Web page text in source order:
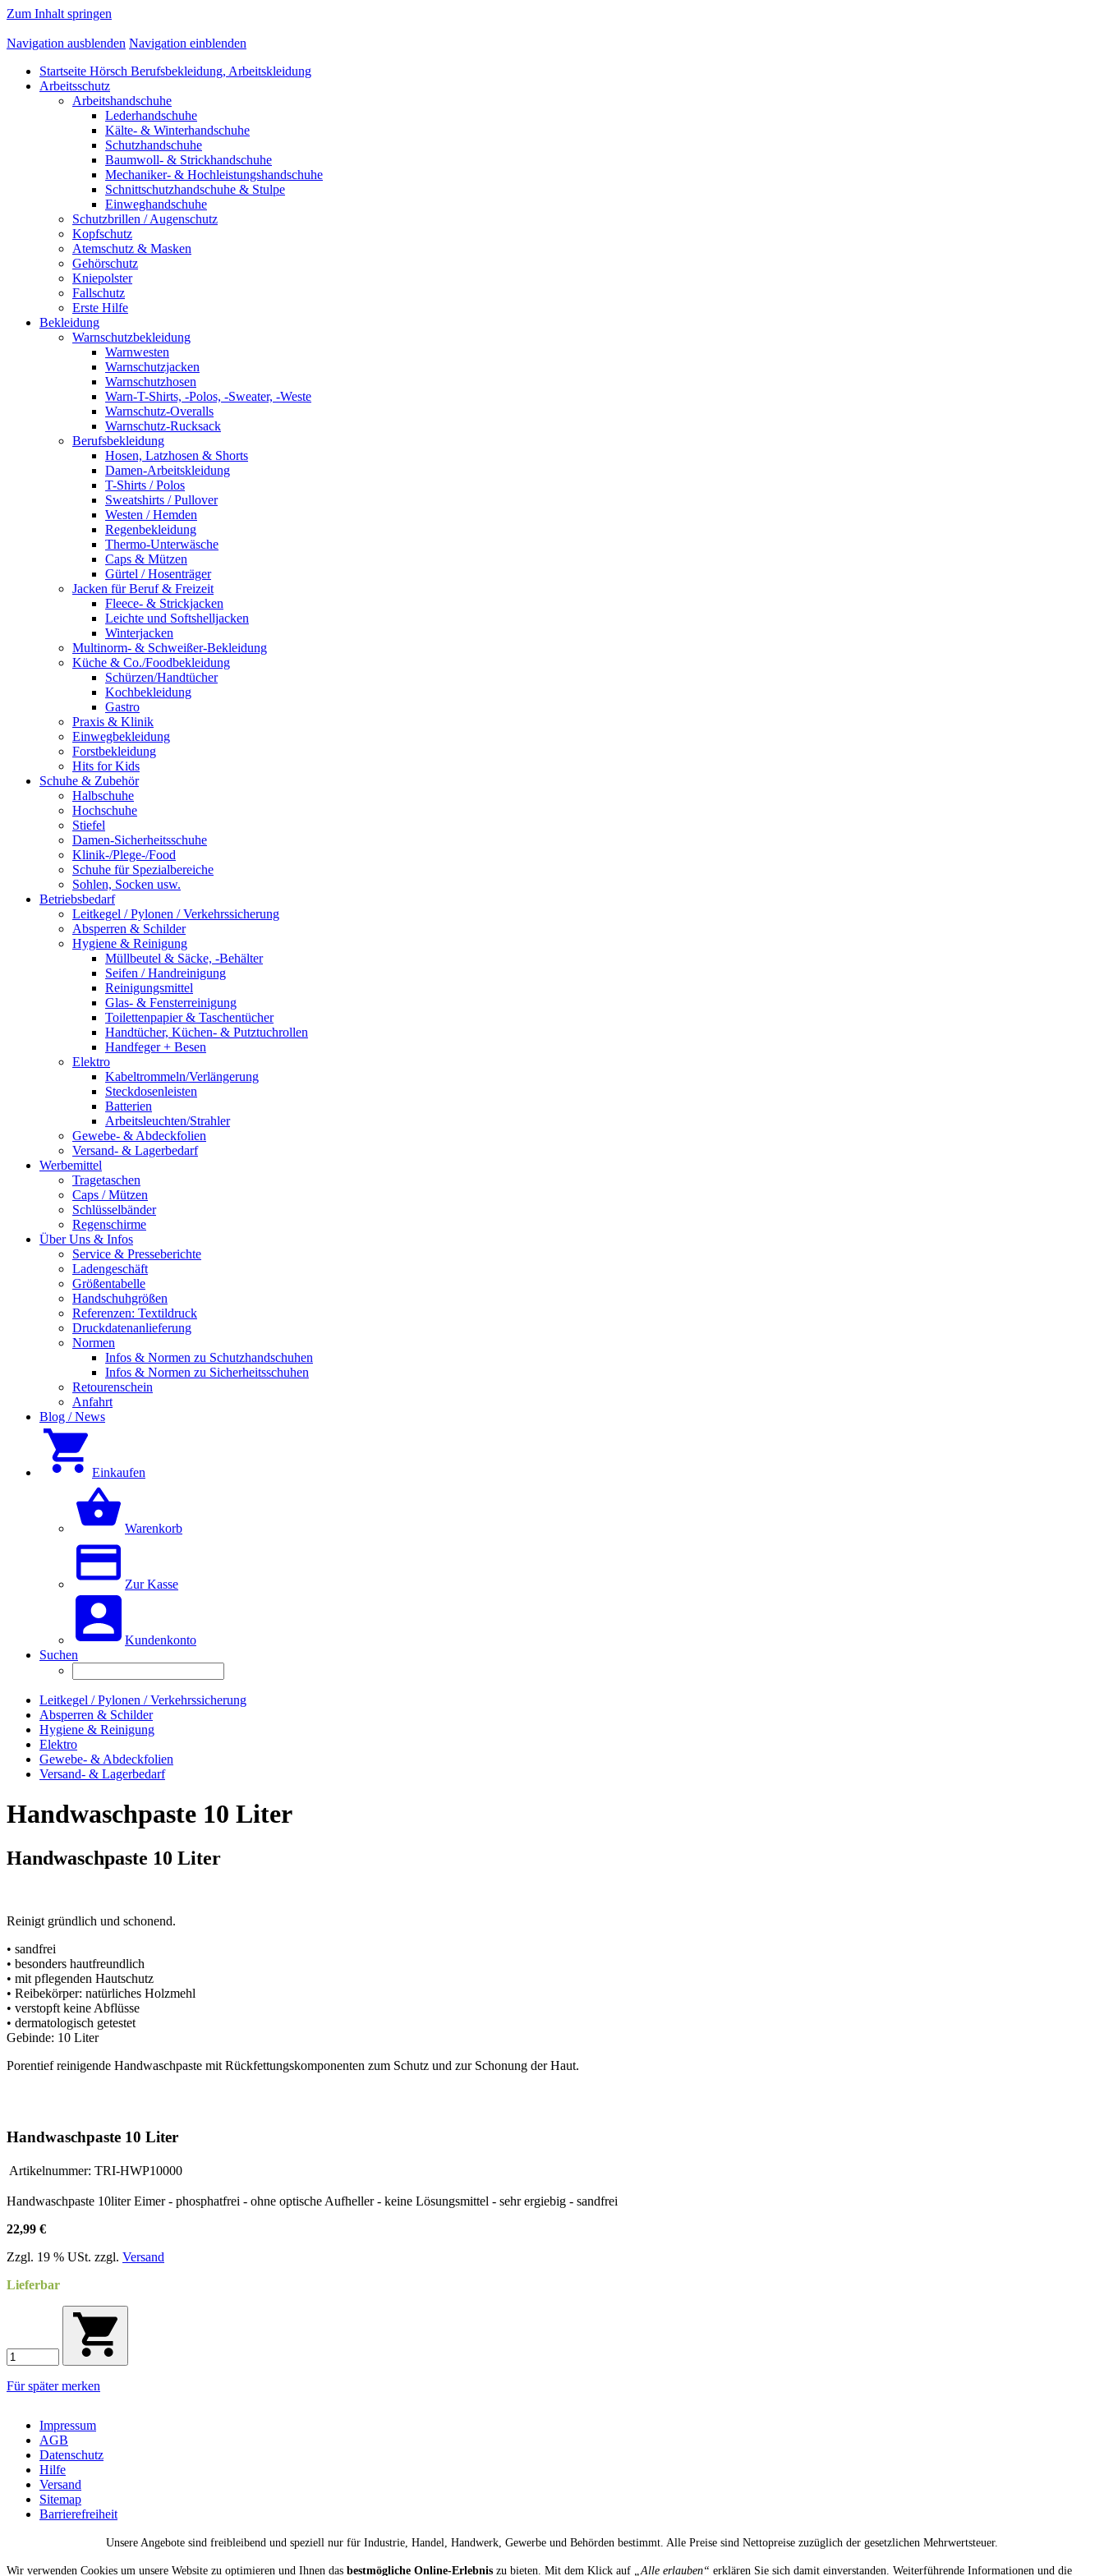
Zum Inhalt springen
Navigation ausblenden Navigation einblenden
Startseite Hörsch Berufsbekleidung, Arbeitskleidung
Arbeitsschutz
Arbeitshandschuhe
Lederhandschuhe
Kälte- & Winterhandschuhe
Schutzhandschuhe
Baumwoll- & Strickhandschuhe
Mechaniker- & Hochleistungshandschuhe
Schnittschutzhandschuhe & Stulpe
Einweghandschuhe
Schutzbrillen / Augenschutz
Kopfschutz
Atemschutz & Masken
Gehörschutz
Kniepolster
Fallschutz
Erste Hilfe
Bekleidung
Warnschutzbekleidung
Warnwesten
Warnschutzjacken
Warnschutzhosen
Warn-T-Shirts, -Polos, -Sweater, -Weste
Warnschutz-Overalls
Warnschutz-Rucksack
Berufsbekleidung
Hosen, Latzhosen & Shorts
Damen-Arbeitskleidung
T-Shirts / Polos
Sweatshirts / Pullover
Westen / Hemden
Regenbekleidung
Thermo-Unterwäsche
Caps & Mützen
Gürtel / Hosenträger
Jacken für Beruf & Freizeit
Fleece- & Strickjacken
Leichte und Softshelljacken
Winterjacken
Multinorm- & Schweißer-Bekleidung
Küche & Co./Foodbekleidung
Schürzen/Handtücher
Kochbekleidung
Gastro
Praxis & Klinik
Einwegbekleidung
Forstbekleidung
Hits for Kids
Schuhe & Zubehör
Halbschuhe
Hochschuhe
Stiefel
Damen-Sicherheitsschuhe
Klinik-/Plege-/Food
Schuhe für Spezialbereiche
Sohlen, Socken usw.
Betriebsbedarf
Leitkegel / Pylonen / Verkehrssicherung
Absperren & Schilder
Hygiene & Reinigung
Müllbeutel & Säcke, -Behälter
Seifen / Handreinigung
Reinigungsmittel
Glas- & Fensterreinigung
Toilettenpapier & Taschentücher
Handtücher, Küchen- & Putztuchrollen
Handfeger + Besen
Elektro
Kabeltrommeln/Verlängerung
Steckdosenleisten
Batterien
Arbeitsleuchten/Strahler
Gewebe- & Abdeckfolien
Versand- & Lagerbedarf
Werbemittel
Tragetaschen
Caps / Mützen
Schlüsselbänder
Regenschirme
Über Uns & Infos
Service & Presseberichte
Ladengeschäft
Größentabelle
Handschuhgrößen
Referenzen: Textildruck
Druckdatenanlieferung
Normen
Infos & Normen zu Schutzhandschuhen
Infos & Normen zu Sicherheitsschuhen
Retourenschein
Anfahrt
Blog / News
Einkaufen
Warenkorb
Zur Kasse
Kundenkonto
Suchen
Leitkegel / Pylonen / Verkehrssicherung
Absperren & Schilder
Hygiene & Reinigung
Elektro
Gewebe- & Abdeckfolien
Versand- & Lagerbedarf
Handwaschpaste 10 Liter
Handwaschpaste 10 Liter
Reinigt gründlich und schonend.
• sandfrei
• besonders hautfreundlich
• mit pflegenden Hautschutz
• Reibekörper: natürliches Holzmehl
• verstopft keine Abflüsse
• dermatologisch getestet
Gebinde: 10 Liter
Porentief reinigende Handwaschpaste mit Rückfettungskomponenten zum Schutz und zur Schonung der Haut.
Handwaschpaste 10 Liter
Artikelnummer: TRI-HWP10000
Handwaschpaste 10liter Eimer - phosphatfrei - ohne optische Aufheller - keine Lösungsmittel - sehr ergiebig - sandfrei
22,99 €
Zzgl. 19 % USt. zzgl. Versand
Lieferbar
Für später merken
Impressum
AGB
Datenschutz
Hilfe
Versand
Sitemap
Barrierefreiheit
Unsere Angebote sind freibleibend und speziell nur für Industrie, Handel, Handwerk, Gewerbe und Behörden bestimmt. Alle Preise sind Nettopreise zuzüglich der gesetzlichen Mehrwertsteuer.
Wir verwenden Cookies um unsere Website zu optimieren und Ihnen das bestmögliche Online-Erlebnis zu bieten. Mit dem Klick auf „Alle erlauben“ erklären Sie sich damit einverstanden. Weiterführende Informationen und die